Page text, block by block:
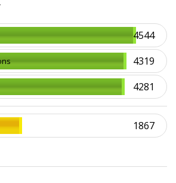
4544
4319
4281
1867